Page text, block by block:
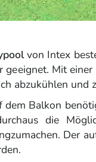
von Intex
geeignet. Mit
abzukühlen und
dem Balkon
die
Der